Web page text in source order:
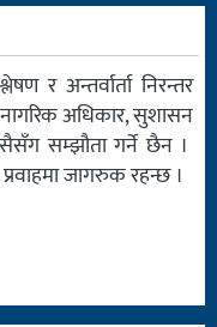
र अन्तर्वार्ता निरन्तर
नागरिक अधिकार, सुशासन
सम्झौता गर्ने छैन ।
जागरुक रहन्छ ।